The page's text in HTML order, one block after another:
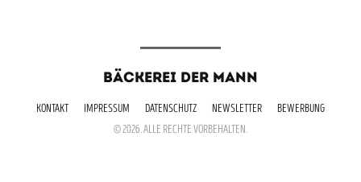
BÄCKEREI DER MANN
KONTAKT IMPRESSUM DATENSCHUTZ NEWSLETTER
BEWERBUNG
© 2026. ALLE RECHTE VORBEHALTEN.